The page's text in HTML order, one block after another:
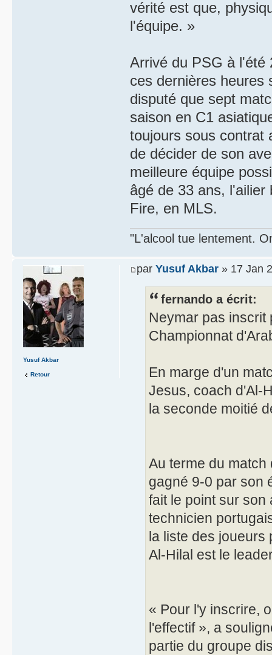
vérité est que,
l'équipe. »
Arrivé du PSG à l'été
ces dernières heures
disputé que sept
saison en C1
toujours sous contrat
de décider de son
meilleure équipe
âgé de 33 ans,
Fire, en MLS.
"L'alcool tue lentement.
par Yusuf Akbar » 17 Jan
fernando a écrit:
Neymar pas inscrit
Championnat
En marge d'un
Jesus, coach d'Al-
la seconde moitié
Au terme du
gagné 9-0 par son
fait le point sur son
technicien
la liste des joueurs
Al-Hilal est le
« Pour l'y inscrire,
l'effectif », a
partie du groupe
Yusuf Akbar
Retour